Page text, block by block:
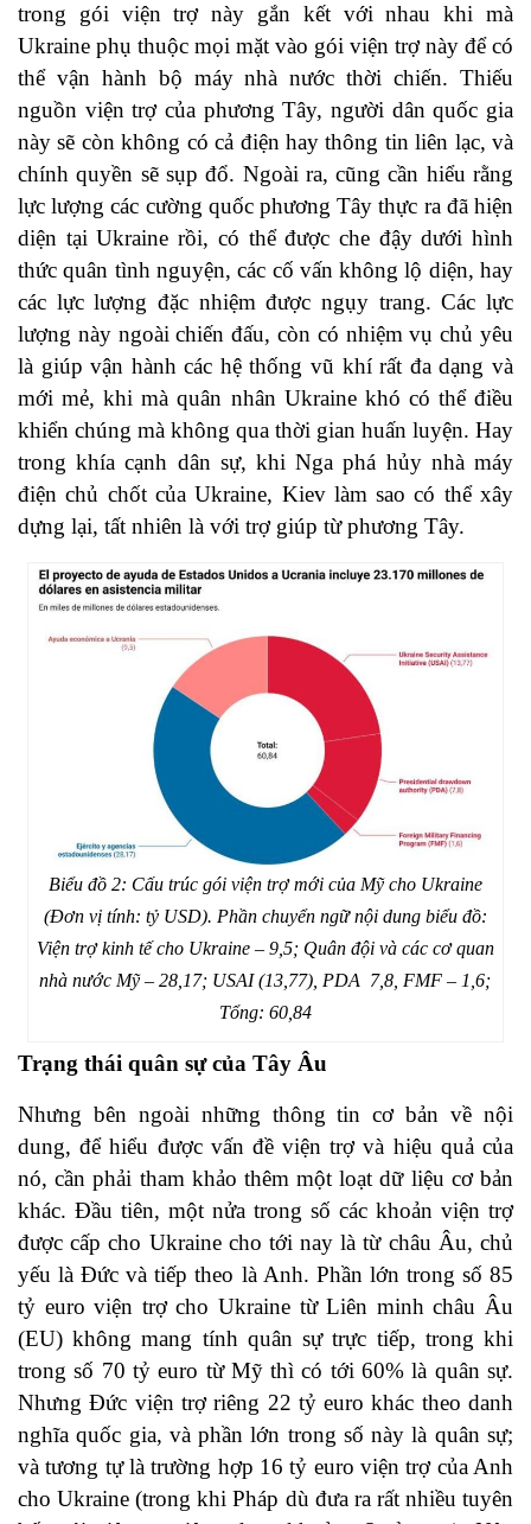
trong gói viện trợ này gắn kết với nhau khi mà
Ukraine phụ thuộc mọi mặt vào gói viện trợ này để có
thể vận hành bộ máy nhà nước thời chiến. Thiếu
nguồn viện trợ của phương Tây, người dân quốc gia
này sẽ còn không có cả điện hay thông tin liên lạc, và
chính quyền sẽ sụp đổ. Ngoài ra, cũng cần hiểu rằng
lực lượng các cường quốc phương Tây thực ra đã hiện
diện tại Ukraine rồi, có thể được che đậy dưới hình
thức quân tình nguyện, các cố vấn không lộ diện, hay
các lực lượng đặc nhiệm được ngụy trang. Các lực
lượng này ngoài chiến đấu, còn có nhiệm vụ chủ yêu
là giúp vận hành các hệ thống vũ khí rất đa dạng và
mới mẻ, khi mà quân nhân Ukraine khó có thể điều
khiển chúng mà không qua thời gian huấn luyện. Hay
trong khía cạnh dân sự, khi Nga phá hủy nhà máy
điện chủ chốt của Ukraine, Kiev làm sao có thể xây
dựng lại, tất nhiên là với trợ giúp từ phương Tây.
Biểu đồ 2: Cấu trúc gói viện trợ mới của Mỹ cho Ukraine
(Đơn vị tính: tỷ USD). Phần chuyển ngữ nội dung biểu đồ:
Viện trợ kinh tế cho Ukraine – 9,5; Quân đội và các cơ quan
nhà nước Mỹ – 28,17; USAI (13,77), PDA 7,8, FMF – 1,6;
Tổng: 60,84
Trạng thái quân sự của Tây Âu
Nhưng bên ngoài những thông tin cơ bản về nội
dung, để hiểu được vấn đề viện trợ và hiệu quả của
nó, cần phải tham khảo thêm một loạt dữ liệu cơ bản
khác. Đầu tiên, một nửa trong số các khoản viện trợ
được cấp cho Ukraine cho tới nay là từ châu Âu, chủ
yếu là Đức và tiếp theo là Anh. Phần lớn trong số 85
tỷ euro viện trợ cho Ukraine từ Liên minh châu Âu
(EU) không mang tính quân sự trực tiếp, trong khi
trong số 70 tỷ euro từ Mỹ thì có tới 60% là quân sự.
Nhưng Đức viện trợ riêng 22 tỷ euro khác theo danh
nghĩa quốc gia, và phần lớn trong số này là quân sự;
và tương tự là trường hợp 16 tỷ euro viện trợ của Anh
cho Ukraine (trong khi Pháp dù đưa ra rất nhiều tuyên